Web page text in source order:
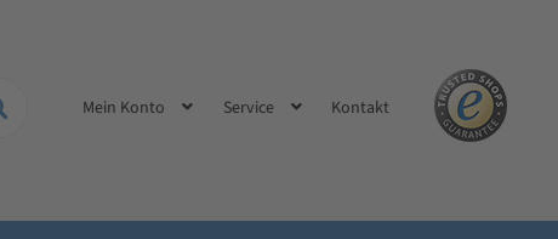
Mein Konto Service Kontakt